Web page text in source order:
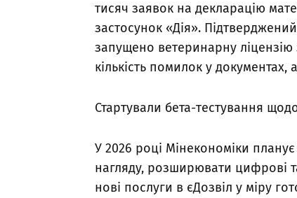
тисяч заявок на декларацію
застосунок «Дія».
запущено ветеринарну
кількість помилок у
Стартували бета-тестування
У 2026 році Мінекономіки
нагляду, розширювати цифрові
нові послуги в єДозвіл у міру